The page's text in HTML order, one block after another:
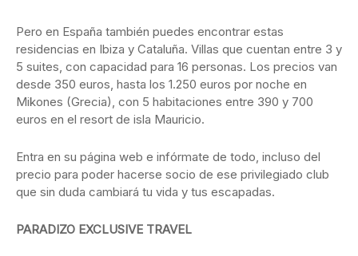
Pero en España también puedes encontrar estas
residencias en Ibiza y Cataluña. Villas que cuentan entre 3 y
5 suites, con capacidad para 16 personas. Los precios van
desde 350 euros, hasta los 1.250 euros por noche en
Mikones (Grecia), con 5 habitaciones entre 390 y 700
euros en el resort de isla Mauricio.
Entra en su página web e infórmate de todo, incluso del
precio para poder hacerse socio de ese privilegiado club
que sin duda cambiará tu vida y tus escapadas.
PARADIZO EXCLUSIVE TRAVEL